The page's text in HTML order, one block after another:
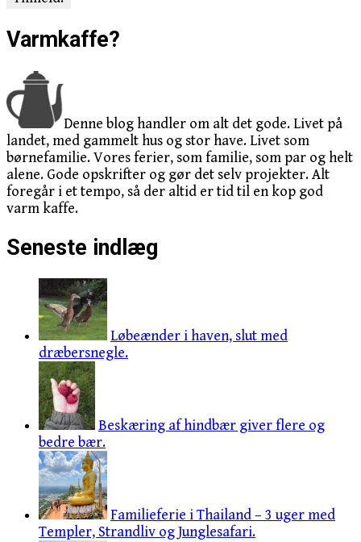
Varmkaffe?
Denne blog handler om alt det gode. Livet på
landet, med gammelt hus og stor have. Livet som
børnefamilie. Vores ferier, som familie, som par og helt
alene. Gode opskrifter og gør det selv projekter. Alt
foregår i et tempo, så der altid er tid til en kop god
varm kaffe.
Seneste indlæg
Løbeænder i haven, slut med
dræbersnegle.
Beskæring af hindbær giver flere og
bedre bær.
Familieferie i Thailand – 3 uger med
Templer, Strandliv og Junglesafari.